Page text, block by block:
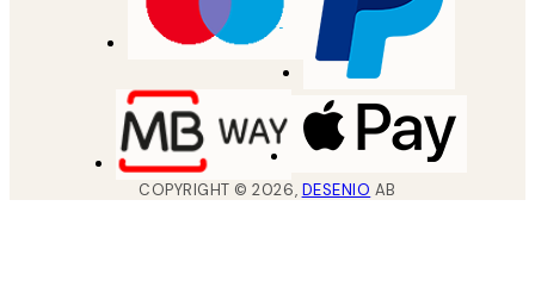
COPYRIGHT ©2026, DESENIO AB